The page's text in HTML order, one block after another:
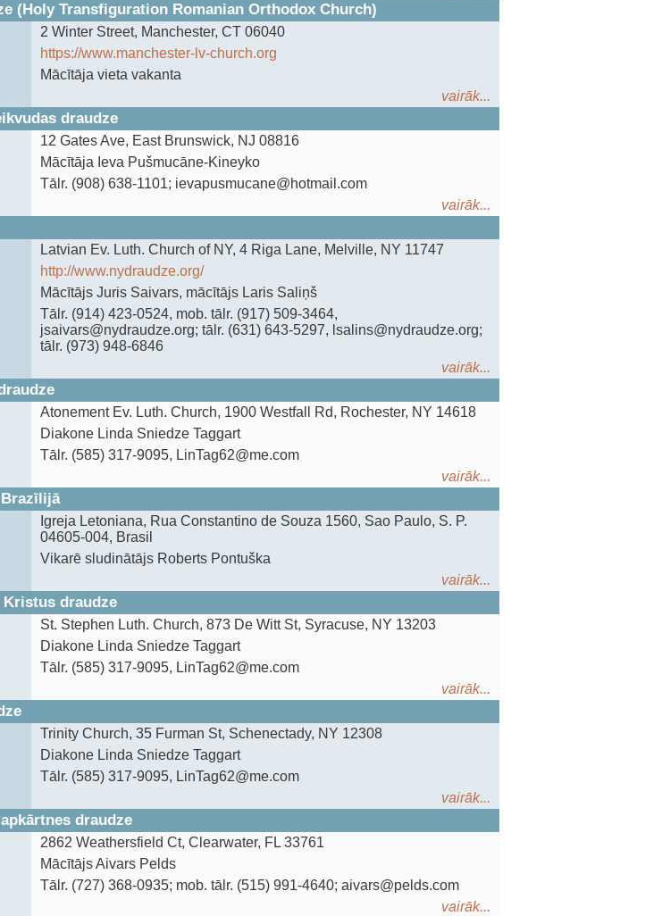
(Holy Transfiguration Romanian Orthodox Church)
2 Winter Street, Manchester, CT 06040
https://www.manchester-lv-church.org
Mācītāja vieta vakanta
vairāk...
draudze
12 Gates Ave, East Brunswick, NJ 08816
Mācītāja Ieva Pušmucāne-Kineyko
Tālr. (908) 638-1101; ‍ievapusmucane@hotmail.com
vairāk...
Latvian Ev. Luth. Church of NY, 4 Riga Lane, Melville, NY 11747
http://www.nydraudze.org/
Mācītājs Juris Saivars, mācītājs Laris Saliņš
‍Tālr. (914) 423-0524, mob. tālr. (917) 509-3464,
jsaivars@nydraudze.org; tālr. (631) 643-5297, lsalins@nydraudze.org;
‍tālr. (973) 948-6846
vairāk...
Atonement Ev. Luth. Church, 1900 Westfall Rd, Rochester, NY 14618
Diakone Linda Sniedze Taggart
Tālr. (585) 317-9095, LinTag62@me.com
vairāk...
Igreja Letoniana‍, Rua Constantino de Souza 1560, Sao Paulo, S. P.
04605-004, Brasil
Vikarē sludinātājs Roberts Pontuška
vairāk...
draudze
St. Stephen Luth. Church, 873 De Witt St, Syracuse, NY 13203
Diakone Linda Sniedze Taggart
Tālr. (585) 317-9095, LinTag62@me.com
vairāk...
Trinity Church, 35 Furman St, Schenectady, NY 12308
Diakone Linda Sniedze Taggart
Tālr. (585) 317-9095, LinTag62@me.com
vairāk...
draudze
2862 Weathersfield Ct, Clearwater, FL 33761
Mācītājs Aivars Pelds
Tālr. (727) 368-0935; mob. tālr. (515) 991-4640; aivars@pelds.com
vairāk...